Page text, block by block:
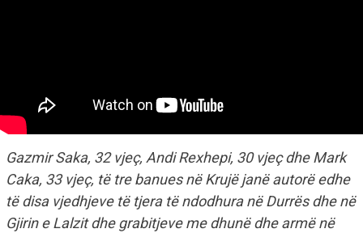
Gazmir Saka, 32 vjeç, Andi Rexhepi, 30 vjeç dhe Mark
Caka, 33 vjeç, të tre banues në Krujë janë autorë edhe
të disa vjedhjeve të tjera të ndodhura në Durrës dhe në
Gjirin e Lalzit dhe grabitjeve me dhunë dhe armë në